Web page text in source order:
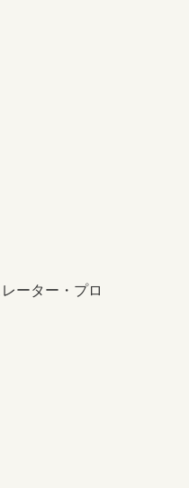
ーター・プロ